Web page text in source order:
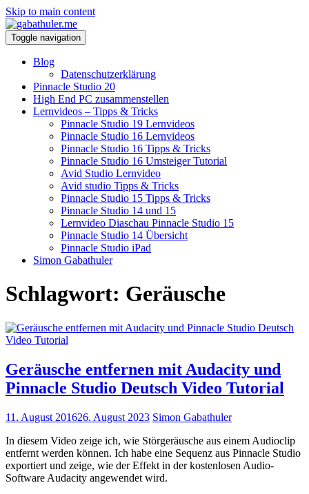
Skip to main content
Toggle navigation
Blog
Datenschutzerklärung
Pinnacle Studio 20
High End PC zusammenstellen
Lernvideos – Tipps & Tricks
Pinnacle Studio 19 Lernvideos
Pinnacle Studio 16 Lernvideos
Pinnacle Studio 16 Tipps & Tricks
Pinnacle Studio 16 Umsteiger Tutorial
Avid Studio Lernvideo
Avid studio Tipps & Tricks
Pinnacle Studio 15 Tipps & Tricks
Pinnacle Studio 14 und 15
Lernvideo Diaschau Pinnacle Studio 15
Pinnacle Studio 14 Übersicht
Pinnacle Studio iPad
Simon Gabathuler
Schlagwort: Geräusche
Geräusche entfernen mit Audacity und
Pinnacle Studio Deutsch Video Tutorial
11. August 201626. August 2023 Simon Gabathuler
In diesem Video zeige ich, wie Störgeräusche aus einem Audioclip
entfernt werden können. Ich habe eine Sequenz aus Pinnacle Studio
exportiert und zeige, wie der Effekt in der kostenlosen Audio-
Software Audacity angewendet wird.